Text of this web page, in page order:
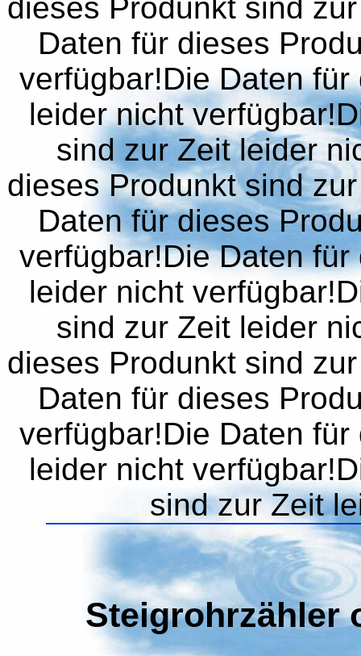
dieses Produnkt sind
Daten für dieses
verfügbar!Die Daten
leider nicht
sind zur Zeit leider
dieses Produnkt sind
Daten für dieses
verfügbar!Die Daten
leider nicht
sind zur Zeit leider
dieses Produnkt sind
Daten für dieses
verfügbar!Die Daten
leider nicht
sind zur Zeit
Steigrohrzähler